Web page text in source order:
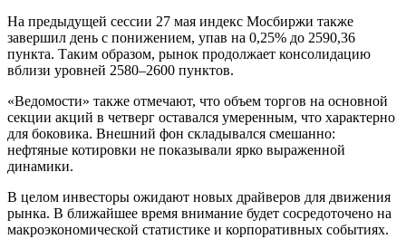
На предыдущей сессии 27 мая индекс Мосбиржи также
завершил день с понижением, упав на 0,25% до 2590,36
пункта. Таким образом, рынок продолжает консолидацию
вблизи уровней 2580–2600 пунктов.
«Ведомости» также отмечают, что объем торгов на основной
секции акций в четверг оставался умеренным, что характерно
для боковика. Внешний фон складывался смешанно:
нефтяные котировки не показывали ярко выраженной
динамики.
В целом инвесторы ожидают новых драйверов для движения
рынка. В ближайшее время внимание будет сосредоточено на
макроэкономической статистике и корпоративных событиях.